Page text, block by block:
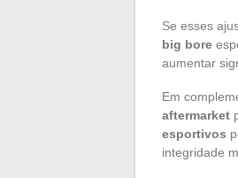
Se esses
big bore
aumentar
Em
aftermarket
esportivos
integridade